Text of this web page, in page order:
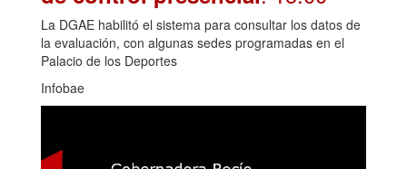
La DGAE habilitó el sistema para consultar los datos de
la evaluación, con algunas sedes programadas en el
Palacio de los Deportes
Infobae